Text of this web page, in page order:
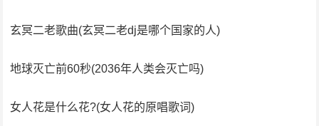
玄冥二老歌曲(玄冥二老dj是哪个国家的人)
地球灭亡前60秒(2036年人类会灭亡吗)
女人花是什么花?(女人花的原唱歌词)